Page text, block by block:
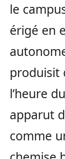
le
érigé en
produisit
l’heure
apparut
comme